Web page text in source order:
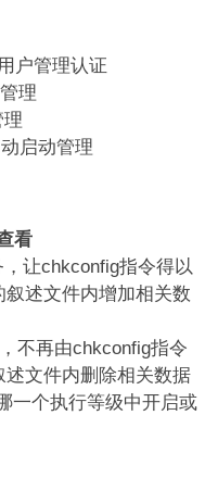
户管理认证
理
理
启动管理
看
让chkconfig指令得以
述文件内增加相关数
不再由chkconfig指令
文件内删除相关数据
一个执行等级中开启或